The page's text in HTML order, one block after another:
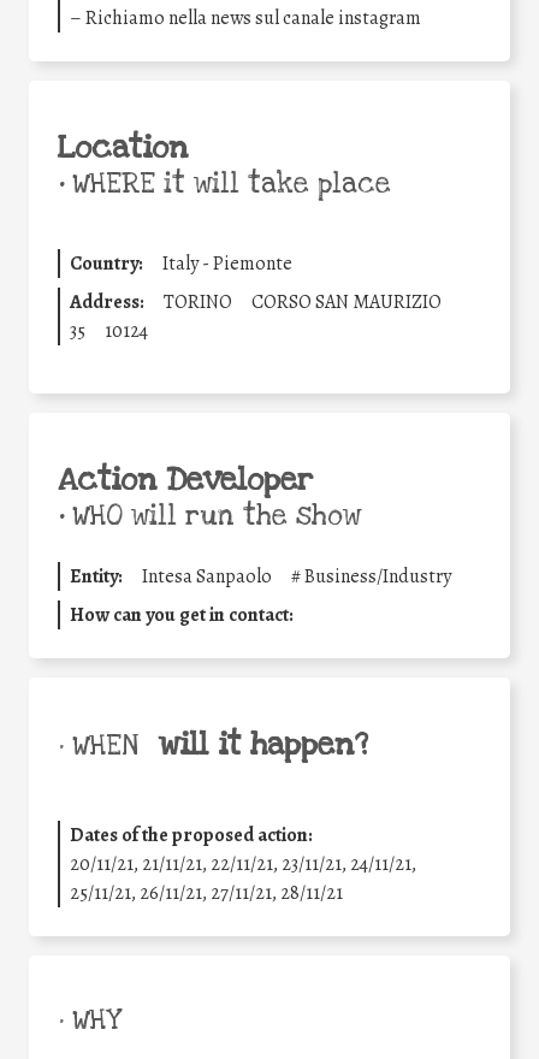
– Richiamo nella news sul canale instagram
Location
•WHERE it will take place
Country:
Italy - Piemonte
Address:
TORINO
CORSO SAN MAURIZIO
35
10124
Action Developer
•WHO will run the show
Entity: Intesa Sanpaolo #Business/Industry
How can you get in contact:
• WHEN will it happen?
Dates of the proposed action:
20/11/21, 21/11/21, 22/11/21, 23/11/21, 24/11/21,
25/11/21, 26/11/21, 27/11/21, 28/11/21
• WHY